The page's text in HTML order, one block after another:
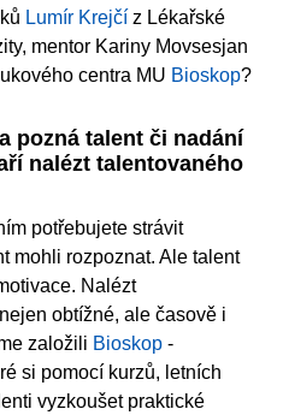
Lumír Krejčí z Lékařské
mentor Kariny Movsesjan
centra MU Bioskop?
pozná talent či nadání
nalézt talentovaného
potřebujete strávit
mohli rozpoznat. Ale talent
Nalézt
obtížné, ale časově i
založili Bioskop -
si pomocí kurzů, letních
vyzkoušet praktické